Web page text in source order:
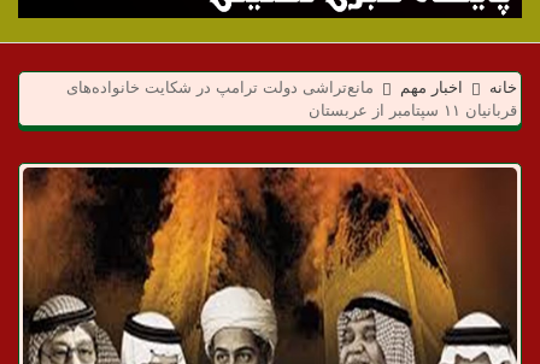
م
ی
د
خ
خانه اخبار مهم
مانع‌تراشی دولت ترامپ در شکایت خانواده‌های
قربانیان ۱۱ سپتامبر از عربستان